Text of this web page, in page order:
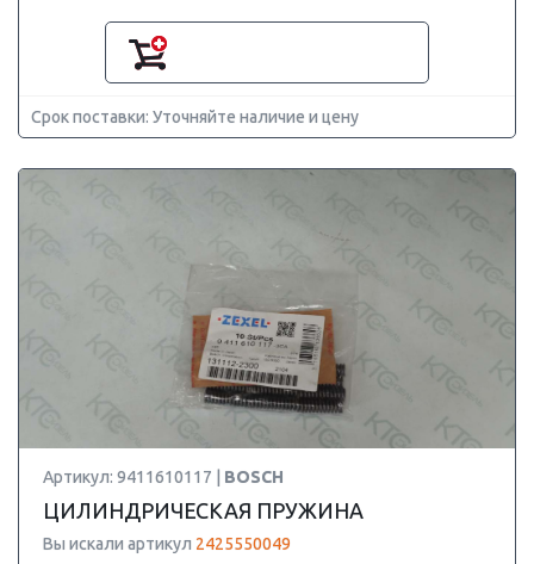
Срок поставки: Уточняйте наличие и цену
Артикул: 9411610117 | BOSCH
ЦИЛИНДРИЧЕСКАЯ ПРУЖИНА
Вы искали артикул 2425550049